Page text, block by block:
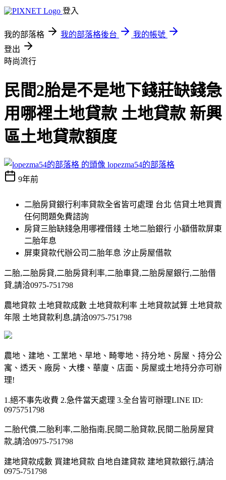
登入
我的部落格 我的部落格後台
我的帳號
登出
時尚流行
民間2胎是不是地下錢莊缺錢急
用哪裡土地貸款 土地貸款 新興
區土地貸款額度
lopezma54的部落格
9年前
二胎房貸銀行利率貸款全省皆可處理 台北 信貸土地買賣
任何問題免費諮詢
房貸三胎缺錢急用哪裡借錢 土地二胎銀行 小額借款屏東
二胎年息
屏東貸款代辦公司二胎年息 汐止房屋借款
二胎,二胎房貸,二胎房貸利率,二胎車貸,二胎房屋銀行,二胎借
貸,請洽0975-751798
農地貸款 土地貸款成數 土地貸款利率 土地貸款試算 土地貸款
年限 土地貸款利息,請洽0975-751798
農地、建地、工業地、旱地、畸零地、持分地、房屋、持分公
寓、透天、廠房、大樓、華廈、店面、房屋或土地持分亦可辦
理!
1.絕不事先收費 2.急件當天處理 3.全台皆可辦理LINE ID:
0975751798
二胎代償,二胎利率,二胎指南,民間二胎貸款,民間二胎房屋貸
款,請洽0975-751798
建地貸款成數 買建地貸款 自地自建貸款 建地貸款銀行,請洽
0975-751798